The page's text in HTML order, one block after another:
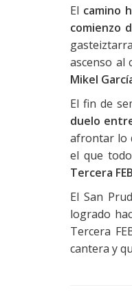
El camino
comienzo
ascenso al
Mikel
El fin de
duelo
afrontar lo
el que
Tercera
El San
logrado
Tercera
cantera y